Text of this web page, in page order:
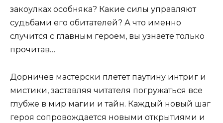
закоулках особняка? Какие силы управляют
судьбами его обитателей? А что именно
случится с главным героем, вы узнаете только
прочитав…
Дорничев мастерски плетет паутину интриг и
мистики, заставляя читателя погружаться все
глубже в мир магии и тайн. Каждый новый шаг
героя сопровождается новыми открытиями и